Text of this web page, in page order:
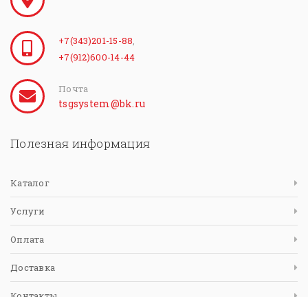
+7(343)201-15-88
+7(912)600-14-44
Почта
tsgsystem@bk.ru
Полезная информация
Каталог
Услуги
Оплата
Доставка